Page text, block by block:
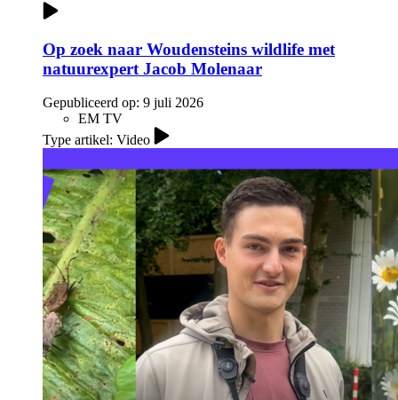
Op zoek naar Woudensteins wildlife met
natuurexpert Jacob Molenaar
Gepubliceerd op: 9 juli 2026
EM TV
Type artikel: Video